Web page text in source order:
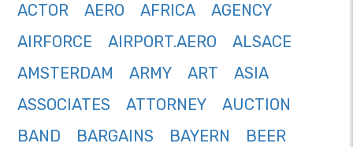
ACTOR
AERO AFRICA
AGENCY
AIRFORCE
AIRPORT.AERO
ALSACE
AMSTERDAM
ARMY ART
ASIA
ASSOCIATES
ATTORNEY
AUCTION
BAND
BARGAINS BAYERN
BEER